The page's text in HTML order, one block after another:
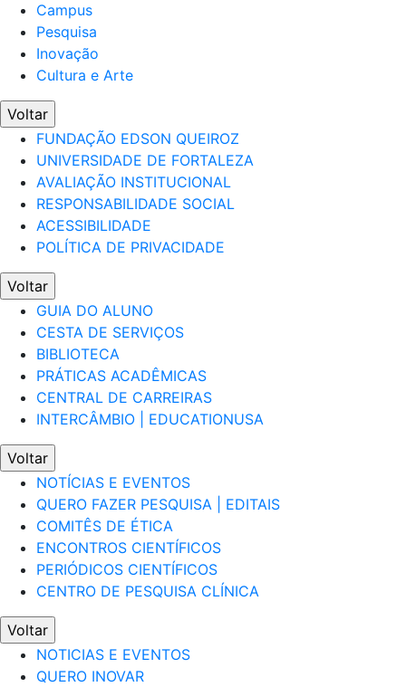
Campus
Pesquisa
Inovação
Cultura e Arte
Voltar
FUNDAÇÃO EDSON QUEIROZ
UNIVERSIDADE DE FORTALEZA
AVALIAÇÃO INSTITUCIONAL
RESPONSABILIDADE SOCIAL
ACESSIBILIDADE
POLÍTICA DE PRIVACIDADE
Voltar
GUIA DO ALUNO
CESTA DE SERVIÇOS
BIBLIOTECA
PRÁTICAS ACADÊMICAS
CENTRAL DE CARREIRAS
INTERCÂMBIO | EDUCATIONUSA
Voltar
NOTÍCIAS E EVENTOS
QUERO FAZER PESQUISA | EDITAIS
COMITÊS DE ÉTICA
ENCONTROS CIENTÍFICOS
PERIÓDICOS CIENTÍFICOS
CENTRO DE PESQUISA CLÍNICA
Voltar
NOTICIAS E EVENTOS
QUERO INOVAR